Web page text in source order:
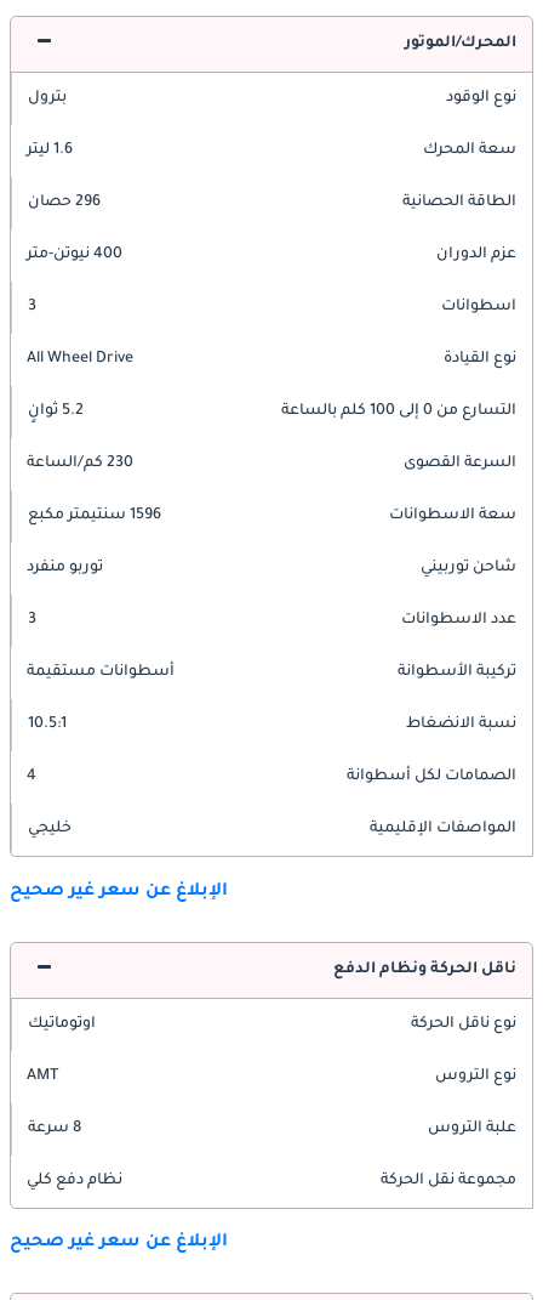
المحرك/الموتور
نوع الوقود بترول
سعة المحرك 1.6 ليتر
الطاقة الحصانية 296 حصان
عزم الدوران 400 نيوتن-متر
اسطوانات 3
نوع القيادة All Wheel Drive
التسارع من 0 إلى 100 كلم بالساعة 5.2 ثوانٍ
السرعة القصوى 230 كم/الساعة
سعة الاسطوانات 1596 سنتيمتر مكبع
شاحن توربيني توربو منفرد
عدد الاسطوانات 3
تركيبة الأسطوانة أسطوانات مستقيمة
نسبة الانضغاط 10.5:1
الصمامات لكل أسطوانة 4
المواصفات الإقليمية خليجي
الإبلاغ عن سعر غير صحيح
ناقل الحركة ونظام الدفع
نوع ناقل الحركة اوتوماتيك
نوع التروس AMT
علبة التروس 8 سرعة
مجموعة نقل الحركة نظام دفع كلي
الإبلاغ عن سعر غير صحيح